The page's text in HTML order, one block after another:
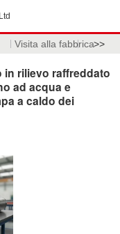
Visita alla fabbrica>>
in rilievo raffreddato
ad acqua e
a caldo dei